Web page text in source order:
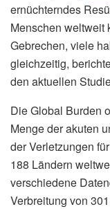
ernüchterndes
Menschen weltweit
Gebrechen, viele
gleichzeitig,
den aktuellen
Die Global Burden
Menge der akuten
der Verletzungen
188 Ländern
verschiedene
Verbreitung von